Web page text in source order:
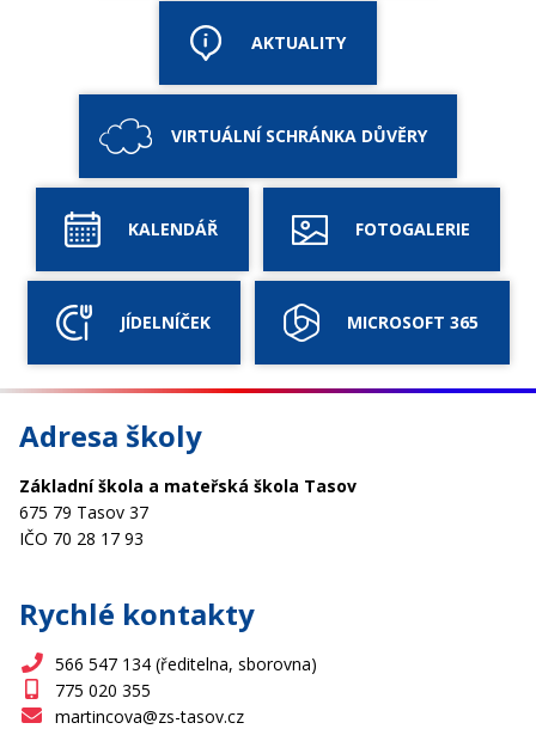
AKTUALITY
VIRTUÁLNÍ SCHRÁNKA DŮVĚRY
KALENDÁŘ FOTOGALERIE
JÍDELNÍČEK MICROSOFT 365
Adresa školy
Základní škola a mateřská škola Tasov
675 79 Tasov 37
IČO 70 28 17 93
Rychlé kontakty
566 547 134 (ředitelna, sborovna)
775 020 355
martincova@zs-tasov.cz